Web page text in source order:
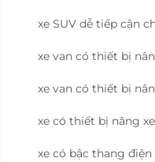
xe SUV dễ tiếp cận
xe van có thiết bị
xe van có thiết bị
xe có thiết bị nâng
xe có bậc thang điện